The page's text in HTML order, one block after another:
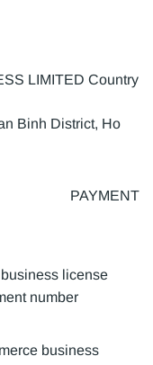
LIMITED Country
Binh District, Ho
PAYMENT
license
number
business